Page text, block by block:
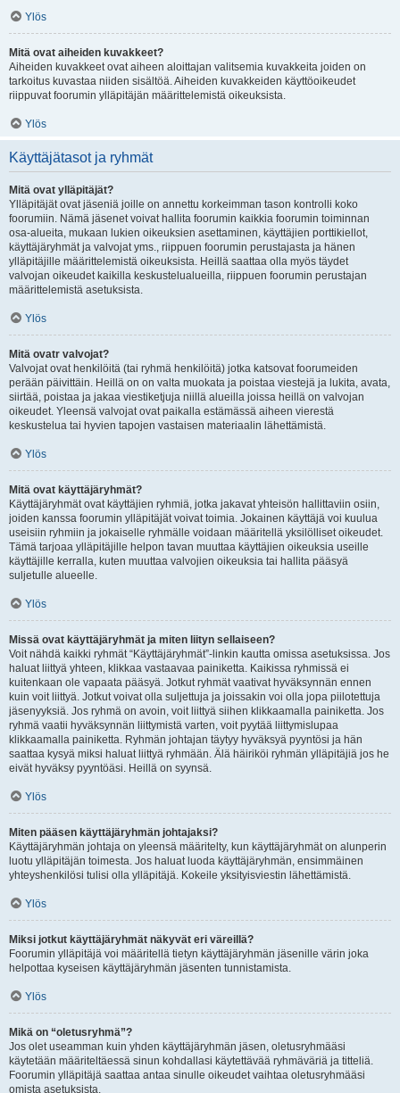
Ylös
Mitä ovat aiheiden kuvakkeet?
Aiheiden kuvakkeet ovat aiheen aloittajan valitsemia kuvakkeita joiden on
tarkoitus kuvastaa niiden sisältöä. Aiheiden kuvakkeiden käyttöoikeudet
riippuvat foorumin ylläpitäjän määrittelemistä oikeuksista.
Ylös
Käyttäjätasot ja ryhmät
Mitä ovat ylläpitäjät?
Ylläpitäjät ovat jäseniä joille on annettu korkeimman tason kontrolli koko
foorumiin. Nämä jäsenet voivat hallita foorumin kaikkia foorumin toiminnan
osa-alueita, mukaan lukien oikeuksien asettaminen, käyttäjien porttikiellot,
käyttäjäryhmät ja valvojat yms., riippuen foorumin perustajasta ja hänen
ylläpitäjille määrittelemistä oikeuksista. Heillä saattaa olla myös täydet
valvojan oikeudet kaikilla keskustelualueilla, riippuen foorumin perustajan
määrittelemistä asetuksista.
Ylös
Mitä ovatr valvojat?
Valvojat ovat henkilöitä (tai ryhmä henkilöitä) jotka katsovat foorumeiden
perään päivittäin. Heillä on on valta muokata ja poistaa viestejä ja lukita, avata,
siirtää, poistaa ja jakaa viestiketjuja niillä alueilla joissa heillä on valvojan
oikeudet. Yleensä valvojat ovat paikalla estämässä aiheen vierestä
keskustelua tai hyvien tapojen vastaisen materiaalin lähettämistä.
Ylös
Mitä ovat käyttäjäryhmät?
Käyttäjäryhmät ovat käyttäjien ryhmiä, jotka jakavat yhteisön hallittaviin osiin,
joiden kanssa foorumin ylläpitäjät voivat toimia. Jokainen käyttäjä voi kuulua
useisiin ryhmiin ja jokaiselle ryhmälle voidaan määritellä yksilölliset oikeudet.
Tämä tarjoaa ylläpitäjille helpon tavan muuttaa käyttäjien oikeuksia useille
käyttäjille kerralla, kuten muuttaa valvojien oikeuksia tai hallita pääsyä
suljetulle alueelle.
Ylös
Missä ovat käyttäjäryhmät ja miten liityn sellaiseen?
Voit nähdä kaikki ryhmät “Käyttäjäryhmät”-linkin kautta omissa asetuksissa. Jos
haluat liittyä yhteen, klikkaa vastaavaa painiketta. Kaikissa ryhmissä ei
kuitenkaan ole vapaata pääsyä. Jotkut ryhmät vaativat hyväksynnän ennen
kuin voit liittyä. Jotkut voivat olla suljettuja ja joissakin voi olla jopa piilotettuja
jäsenyyksiä. Jos ryhmä on avoin, voit liittyä siihen klikkaamalla painiketta. Jos
ryhmä vaatii hyväksynnän liittymistä varten, voit pyytää liittymislupaa
klikkaamalla painiketta. Ryhmän johtajan täytyy hyväksyä pyyntösi ja hän
saattaa kysyä miksi haluat liittyä ryhmään. Älä häiriköi ryhmän ylläpitäjiä jos he
eivät hyväksy pyyntöäsi. Heillä on syynsä.
Ylös
Miten pääsen käyttäjäryhmän johtajaksi?
Käyttäjäryhmän johtaja on yleensä määritelty, kun käyttäjäryhmät on alunperin
luotu ylläpitäjän toimesta. Jos haluat luoda käyttäjäryhmän, ensimmäinen
yhteyshenkilösi tulisi olla ylläpitäjä. Kokeile yksityisviestin lähettämistä.
Ylös
Miksi jotkut käyttäjäryhmät näkyvät eri väreillä?
Foorumin ylläpitäjä voi määritellä tietyn käyttäjäryhmän jäsenille värin joka
helpottaa kyseisen käyttäjäryhmän jäsenten tunnistamista.
Ylös
Mikä on “oletusryhmä”?
Jos olet useamman kuin yhden käyttäjäryhmän jäsen, oletusryhmääsi
käytetään määriteltäessä sinun kohdallasi käytettävää ryhmäväriä ja titteliä.
Foorumin ylläpitäjä saattaa antaa sinulle oikeudet vaihtaa oletusryhmääsi
omista asetuksista.